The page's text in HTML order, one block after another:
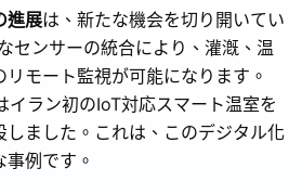
進展は、新たな機会を切り開いてい
センサーの統合により、灌漑、温
モート監視が可能になります。
ラン初のIoT対応スマート温室を
しました。これは、このデジタル化
例です。